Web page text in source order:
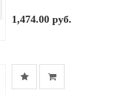
1,474.00 руб.